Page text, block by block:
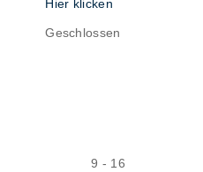
Hier klicken
Geschlossen
9 - 16